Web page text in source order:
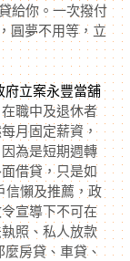
給你。一次撥付
圓夢不用等，立
府立案永豐當舖
職中及退休者
月固定薪資，
為是短期週轉
借貸，只是如
信懶及推薦，政
宣導下不可在
照、私人放款
房貸、車貸、